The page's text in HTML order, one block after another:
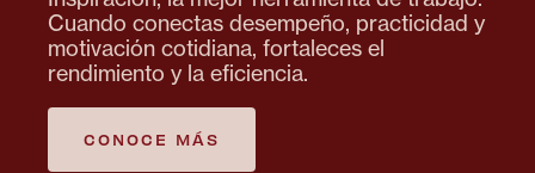
Cuando conectas desempeño, practicidad y
motivación cotidiana, fortaleces el
rendimiento y la eficiencia.
CONOCE MÁS